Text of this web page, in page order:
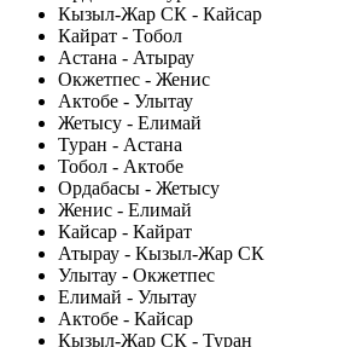
Кызыл-Жар СК - Кайсар
Кайрат - Тобол
Астана - Атырау
Окжетпес - Женис
Актобе - Улытау
Жетысу - Елимай
Туран - Астана
Тобол - Актобе
Ордабасы - Жетысу
Женис - Елимай
Кайсар - Кайрат
Атырау - Кызыл-Жар СК
Улытау - Окжетпес
Елимай - Улытау
Актобе - Кайсар
Кызыл-Жар СК - Туран